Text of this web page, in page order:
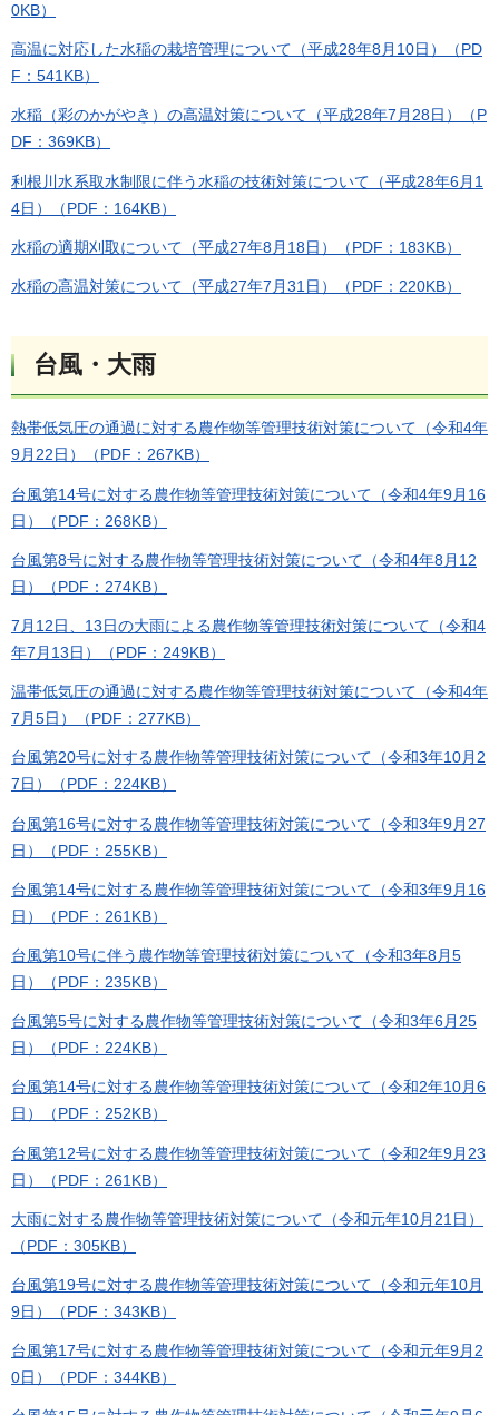
0KB）
高温に対応した水稲の栽培管理について（平成28年8月10日）（PD
F：541KB）
水稲（彩のかがやき）の高温対策について（平成28年7月28日）（P
DF：369KB）
利根川水系取水制限に伴う水稲の技術対策について（平成28年6月1
4日）（PDF：164KB）
水稲の適期刈取について（平成27年8月18日）（PDF：183KB）
水稲の高温対策について（平成27年7月31日）（PDF：220KB）
台風・大雨
熱帯低気圧の通過に対する農作物等管理技術対策について（令和4年
9月22日）（PDF：267KB）
台風第14号に対する農作物等管理技術対策について（令和4年9月16
日）（PDF：268KB）
台風第8号に対する農作物等管理技術対策について（令和4年8月12
日）（PDF：274KB）
7月12日、13日の大雨による農作物等管理技術対策について（令和4
年7月13日）（PDF：249KB）
温帯低気圧の通過に対する農作物等管理技術対策について（令和4年
7月5日）（PDF：277KB）
台風第20号に対する農作物等管理技術対策について（令和3年10月2
7日）（PDF：224KB）
台風第16号に対する農作物等管理技術対策について（令和3年9月27
日）（PDF：255KB）
台風第14号に対する農作物等管理技術対策について（令和3年9月16
日）（PDF：261KB）
台風第10号に伴う農作物等管理技術対策について（令和3年8月5
日）（PDF：235KB）
台風第5号に対する農作物等管理技術対策について（令和3年6月25
日）（PDF：224KB）
台風第14号に対する農作物等管理技術対策について（令和2年10月6
日）（PDF：252KB）
台風第12号に対する農作物等管理技術対策について（令和2年9月23
日）（PDF：261KB）
大雨に対する農作物等管理技術対策について（令和元年10月21日）
（PDF：305KB）
台風第19号に対する農作物等管理技術対策について（令和元年10月
9日）（PDF：343KB）
台風第17号に対する農作物等管理技術対策について（令和元年9月2
0日）（PDF：344KB）